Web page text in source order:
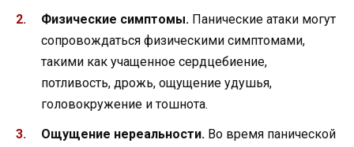
Физические симптомы. Панические атаки могут
сопровождаться физическими симптомами,
такими как учащенное сердцебиение,
потливость, дрожь, ощущение удушья,
головокружение и тошнота.
Ощущение нереальности. Во время панической